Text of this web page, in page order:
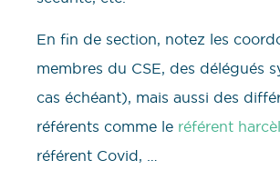
En fin de section, notez les
membres du CSE, des délégués
cas échéant), mais aussi des
référents comme le référent
référent Covid, …